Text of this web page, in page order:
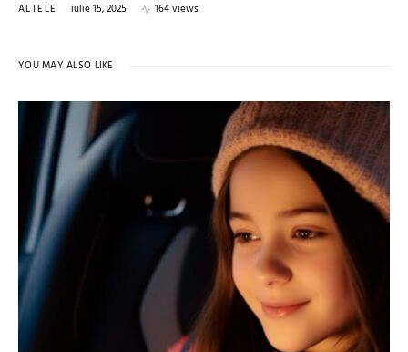
ALTELE iulie 15, 2025 164 views
YOU MAY ALSO LIKE